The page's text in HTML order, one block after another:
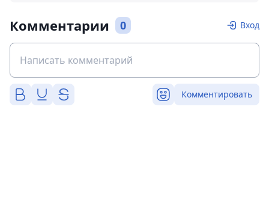
Комментарии 0 Вход
Комментировать